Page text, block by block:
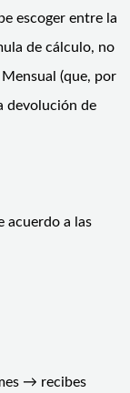
escoger entre la
de cálculo, no
(que, por
devolución de
acuerdo a las
→ recibes